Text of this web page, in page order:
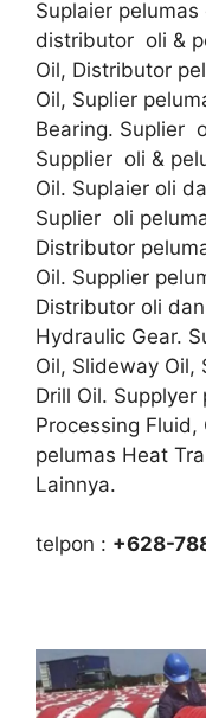
Suplaier
distributor oli &
Oil, Distributor
Oil, Suplier
Bearing. Suplier
Supplier oli &
Oil. Suplaier oli
Suplier oli
Distributor
Oil. Supplier
Distributor oli
Hydraulic Gear.
Oil, Slideway Oil,
Drill Oil.
Processing
pelumas Heat
Lainnya.
telpon : +628-